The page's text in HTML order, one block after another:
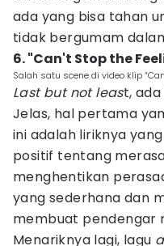
ada yang bisa tahan
tidak bergumam
6. "Can't Stop the
Salah satu scene di video klip
Last but not least,
Jelas, hal pertama
ini adalah liriknya
positif tentang
menghentikan
yang sederhana dan
membuat pendengar
Menariknya lagi, lagu